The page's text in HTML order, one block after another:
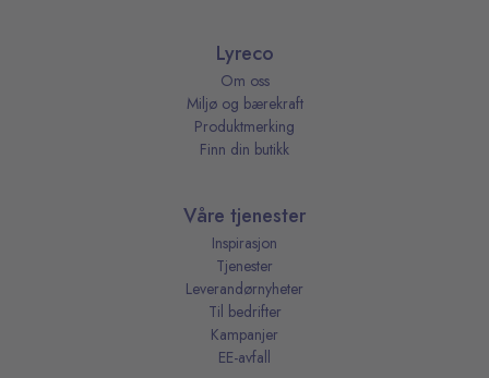
Lyreco
Om oss
Miljø og bærekraft
Produktmerking
Finn din butikk
Våre tjenester
Inspirasjon
Tjenester
Leverandørnyheter
Til bedrifter
Kampanjer
EE-avfall